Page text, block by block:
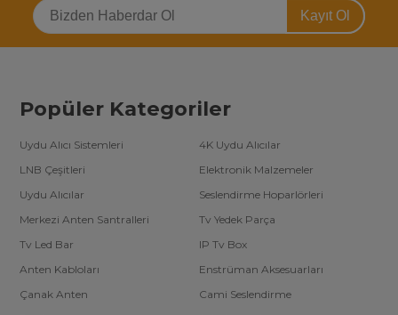
Kayıt Ol
Popüler Kategoriler
Uydu Alıcı Sistemleri
4K Uydu Alıcılar
LNB Çeşitleri
Elektronik Malzemeler
Uydu Alıcılar
Seslendirme Hoparlörleri
Merkezi Anten Santralleri
Tv Yedek Parça
Tv Led Bar
IP Tv Box
Anten Kabloları
Enstrüman Aksesuarları
Çanak Anten
Cami Seslendirme